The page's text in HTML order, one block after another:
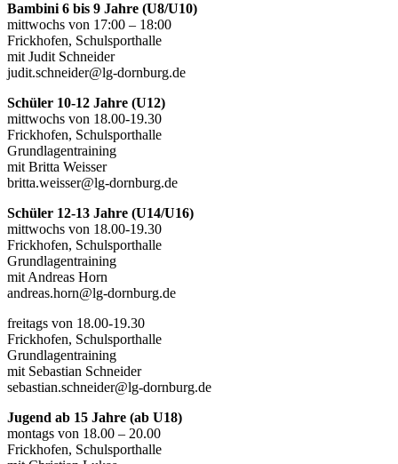
Bambini 6 bis 9 Jahre (U8/U10)
mittwochs von 17:00 – 18:00
Frickhofen, Schulsporthalle
mit Judit Schneider
judit.schneider@lg-dornburg.de
Schüler 10-12 Jahre (U12)
mittwochs von 18.00-19.30
Frickhofen, Schulsporthalle
Grundlagentraining
mit Britta Weisser
britta.weisser@lg-dornburg.de
Schüler 12-13 Jahre (U14/U16)
mittwochs von 18.00-19.30
Frickhofen, Schulsporthalle
Grundlagentraining
mit Andreas Horn
andreas.horn@lg-dornburg.de
freitags von 18.00-19.30
Frickhofen, Schulsporthalle
Grundlagentraining
mit Sebastian Schneider
sebastian.schneider@lg-dornburg.de
Jugend ab 15 Jahre (ab U18)
montags von 18.00 – 20.00
Frickhofen, Schulsporthalle